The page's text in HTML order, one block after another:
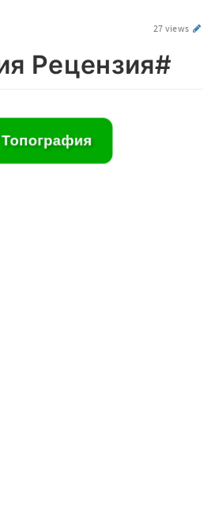
27 views
Рецензия#